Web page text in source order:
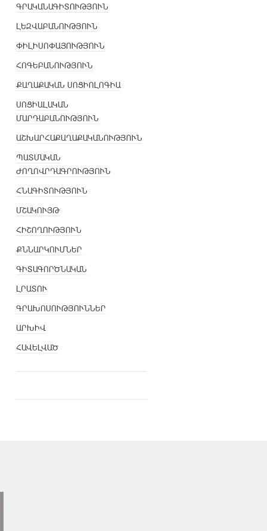
ԳՐԱԿԱՆԱԳԻՏՈՒԹՅՈՒՆ
ԼԵԶՎԱԲԱՆՈՒԹՅՈՒՆ
ՓԻԼԻՍՈՓԱՅՈՒԹՅՈՒՆ
ՀՈԳԵԲԱՆՈՒԹՅՈՒՆ
ՔԱՂԱՔԱԿԱՆ ՍՈՑԻՈԼՈԳԻԱ
ՍՈՑԻԱԼԱԿԱՆ
ՄԱՐԴԱԲԱՆՈՒԹՅՈՒՆ
ԱՇԽԱՐՀԱՔԱՂԱՔԱԿԱՆՈՒԹՅՈՒՆ
ՊԱՏՄԱԿԱՆ
ԺՈՂՈՎՐԴԱԳՐՈՒԹՅՈՒՆ
ՀՆԱԳԻՏՈՒԹՅՈՒՆ
ՄՇԱԿՈՒՅԹ
ՀԻՇՈՂՈՒԹՅՈՒՆ
ՔՆՆԱՐԿՈՒՄՆԵՐ
ԳԻՏԱԳՈՐԾՆԱԿԱՆ
ԼՐԱՏՈՒ
ԳՐԱԽՈՍՈՒԹՅՈՒՆՆԵՐ
ԱՐԽԻՎ
ՀԱՎԵԼՎԱԾ